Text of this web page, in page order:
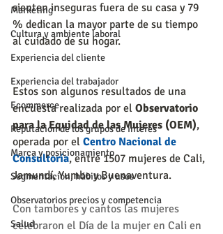
Marketing
Cultura y ambiente laboral
Experiencia del cliente
Experiencia del trabajador
Ecommerce
Reputación de los grupos de interés
Marca y posicionamiento
Segmentación, hábitos y usos
Observatorios precios y competencia
Salud
sienten inseguras fuera de su casa y 79
% dedican la mayor parte de su tiempo
al cuidado de su hogar.
Estos son algunos resultados de una
encuesta realizada por el Observatorio
para la Equidad de las Mujeres (OEM),
operada por el Centro Nacional de
Consultoría, entre 1507 mujeres de Cali,
Jamundí, Yumbo y Buenaventura.
Con tambores y cantos las mujeres
celebraron el Día de la mujer en Cali en